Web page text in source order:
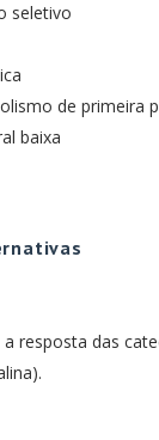
seletivo
de primeira
baixa
resposta das